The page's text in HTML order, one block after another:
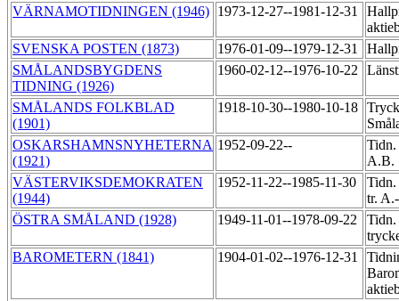
VÄRNAMOTIDNINGEN (1946) 1973-12-27--1981-12-31
SVENSKA POSTEN (1873)
1976-01-09--1979-12-31
SMÅLANDSBYGDENS
TIDNING (1926)
1960-02-12--1976-10-22
SMÅLANDS FOLKBLAD
(1901)
1918-10-30--1980-10-18
OSKARSHAMNSNYHETERNA
(1921)
1952-09-22--
Tidn.
A.B.
VÄSTERVIKSDEMOKRATEN
(1944)
1952-11-22--1985-11-30
Tidn.
tr.
ÖSTRA SMÅLAND (1928)
1949-11-01--1978-09-22
Tidn.
BAROMETERN (1841)
1904-01-02--1976-12-31